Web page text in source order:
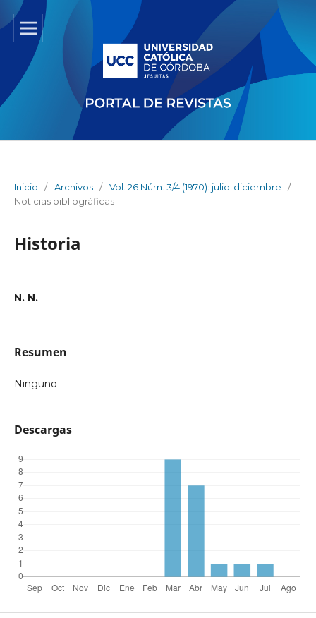
Inicio / Archivos / Vol. 26 Núm. 3/4 (1970): julio-diciembre
/
Noticias bibliográficas
Historia
N. N.
Resumen
Ninguno
Descargas